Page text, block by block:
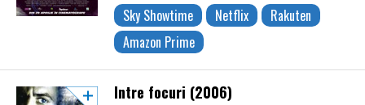
Sky Showtime Netflix
Rakuten
Amazon Prime
Între focuri (2006)